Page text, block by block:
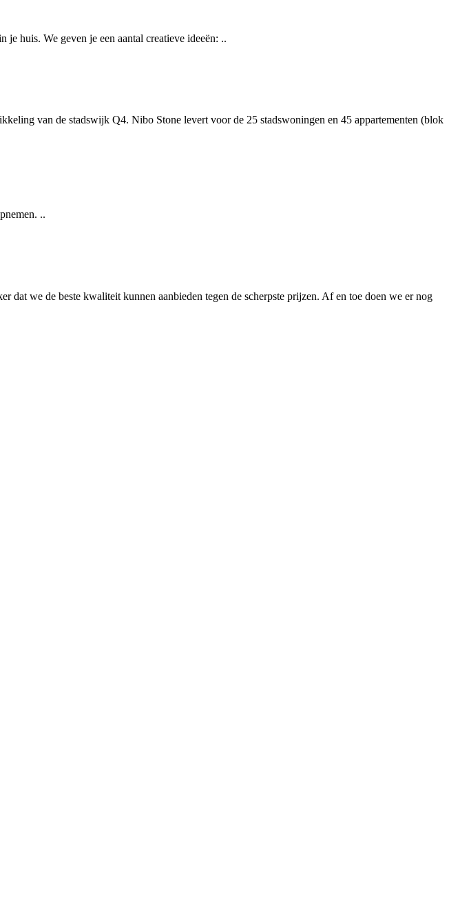
huis. We geven je een aantal creatieve ideeën: ..
van de stadswijk Q4. Nibo Stone levert voor de 25 stadswoningen en 45 appartementen (blok
..
we de beste kwaliteit kunnen aanbieden tegen de scherpste prijzen. Af en toe doen we er nog